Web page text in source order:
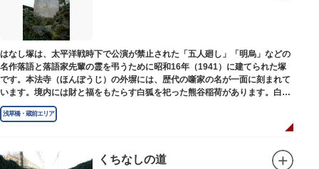
はなし塚は、太平洋戦時下で公演が禁止された「五人廻し」「明烏」などの
名作落語と落語家先輩の霊を弔うために昭和16年（1941）に建てられた塚
です。本法寺（ほんぽうじ）の外塀には、歴代の噺家の名が一面に刻まれて
います。境内には財と福をもたらす白狐を祀った熊谷稲荷があります。白狐
を祀った稲荷は全国に2ケ所しかない非常に珍しいものです。
浅草橋・蔵前エリア
くちなしの道